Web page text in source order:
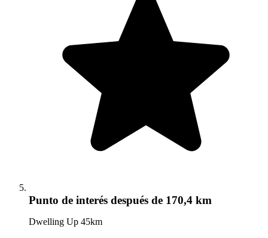
Punto de interés después de 170,4 km
Dwelling Up 45km